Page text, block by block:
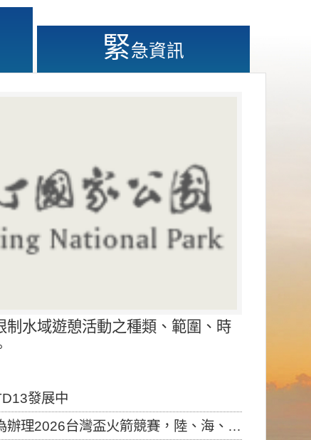
緊急資訊
水域遊憩活動之種類、範圍、時
發展中
盃火箭競賽，陸、海、空域警戒及協調相關事宜，因颱風備案事宜